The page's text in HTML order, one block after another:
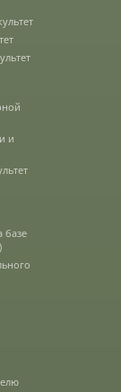
и
базе